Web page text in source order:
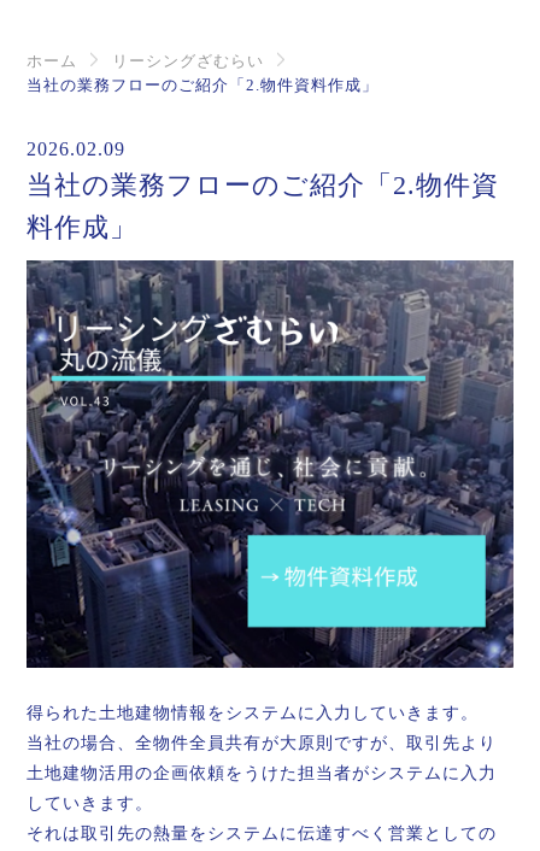
ホーム
リーシングざむらい
当社の業務フローのご紹介「2.物件資料作成」
2026.02.09
当社の業務フローのご紹介「2.物件資
料作成」
得られた土地建物情報をシステムに入力していきます。
当社の場合、全物件全員共有が大原則ですが、取引先より
土地建物活用の企画依頼をうけた担当者がシステムに入力
していきます。
それは取引先の熱量をシステムに伝達すべく営業としての